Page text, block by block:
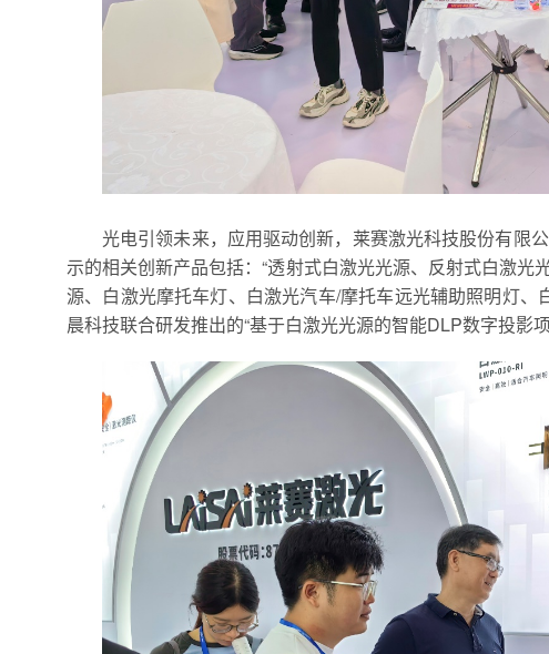
光电引领未来，应用驱动创新，莱赛激光科技股份有限
示的相关创新产品包括：“透射式白激光光源、反射式白激
源、白激光摩托车灯、白激光汽车/摩托车远光辅助照明灯
晨科技联合研发推出的“基于白激光光源的智能DLP数字投影